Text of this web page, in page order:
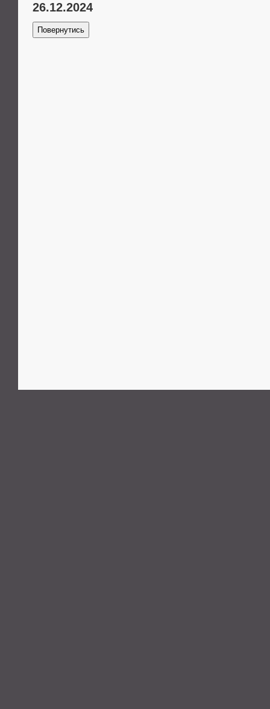
26.12.2024
Повернутись